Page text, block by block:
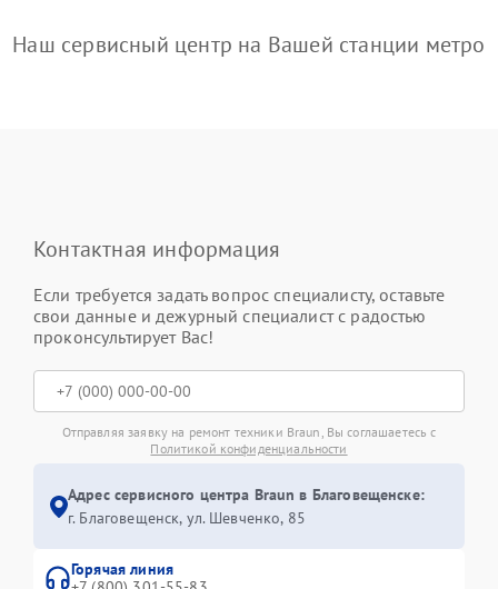
Наш сервисный центр на Вашей станции метро
Контактная информация
Если требуется задать вопрос специалисту, оставьте
свои данные и дежурный специалист с радостью
проконсультирует Вас!
Отправляя заявку на ремонт техники Braun, Вы соглашаетесь с
Политикой конфиденциальности
Адрес сервисного центра Braun в Благовещенске:
г. Благовещенск, ул. Шевченко, 85
Горячая линия